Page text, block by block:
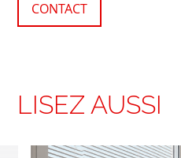
CONTACT
LISEZ AUSSI